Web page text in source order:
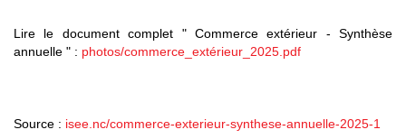
Lire le document complet " Commerce extérieur - Synthèse
annuelle " : photos/commerce_extérieur_2025.pdf
Source : isee.nc/commerce-exterieur-synthese-annuelle-2025-1